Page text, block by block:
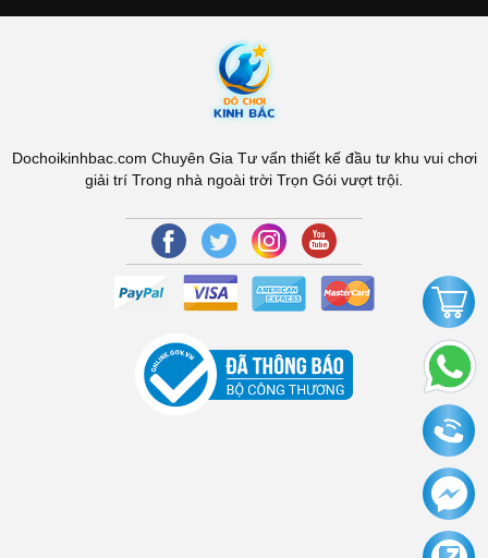
Dochoikinhbac.com Chuyên Gia Tư vấn thiết kế đầu tư khu vui chơi
giải trí Trong nhà ngoài trời Trọn Gói vượt trội.